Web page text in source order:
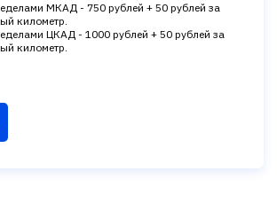
МКАД - 750 рублей + 50 рублей за
километр.
ЦКАД - 1000 рублей + 50 рублей за
километр.